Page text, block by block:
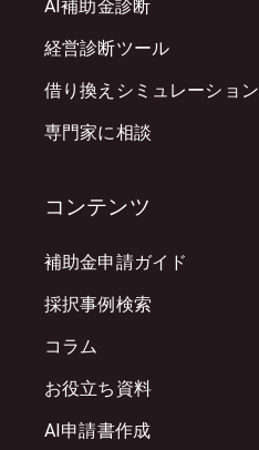
AI補助金診断
経営診断ツール
借り換えシミュレーション
専門家に相談
コンテンツ
補助金申請ガイド
採択事例検索
コラム
お役立ち資料
AI申請書作成